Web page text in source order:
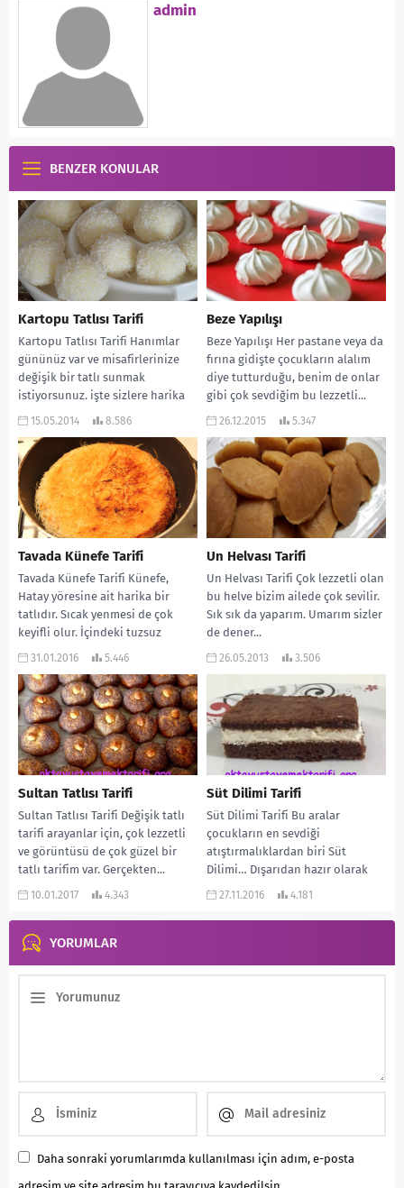
admin
BENZER KONULAR
Kartopu Tatlısı Tarifi
Kartopu Tatlısı Tarifi Hanımlar
gününüz var ve misafirlerinize
değişik bir tatlı sunmak
istiyorsunuz. işte sizlere harika
bir tatlı bende yeni...
15.05.2014 8.586
Beze Yapılışı
Beze Yapılışı Her pastane veya da
fırına gidişte çocukların alalım
diye tutturduğu, benim de onlar
gibi çok sevdiğim bu lezzetli...
26.12.2015 5.347
Tavada Künefe Tarifi
Tavada Künefe Tarifi Künefe,
Hatay yöresine ait harika bir
tatlıdır. Sıcak yenmesi de çok
keyifli olur. İçindeki tuzsuz
peyniri çok...
31.01.2016 5.446
Un Helvası Tarifi
Un Helvası Tarifi Çok lezzetli olan
bu helve bizim ailede çok sevilir.
Sık sık da yaparım. Umarım sizler
de dener...
26.05.2013 3.506
Sultan Tatlısı Tarifi
Sultan Tatlısı Tarifi Değişik tatlı
tarifi arayanlar için, çok lezzetli
ve görüntüsü de çok güzel bir
tatlı tarifim var. Gerçekten...
10.01.2017 4.343
Süt Dilimi Tarifi
Süt Dilimi Tarifi Bu aralar
çocukların en sevdiği
atıştırmalıklardan biri Süt
Dilimi… Dışarıdan hazır olarak
aldığınız süt dilimlerini evinizde
27.11.2016 4.181
YORUMLAR
Daha sonraki yorumlarımda kullanılması için adım, e-posta